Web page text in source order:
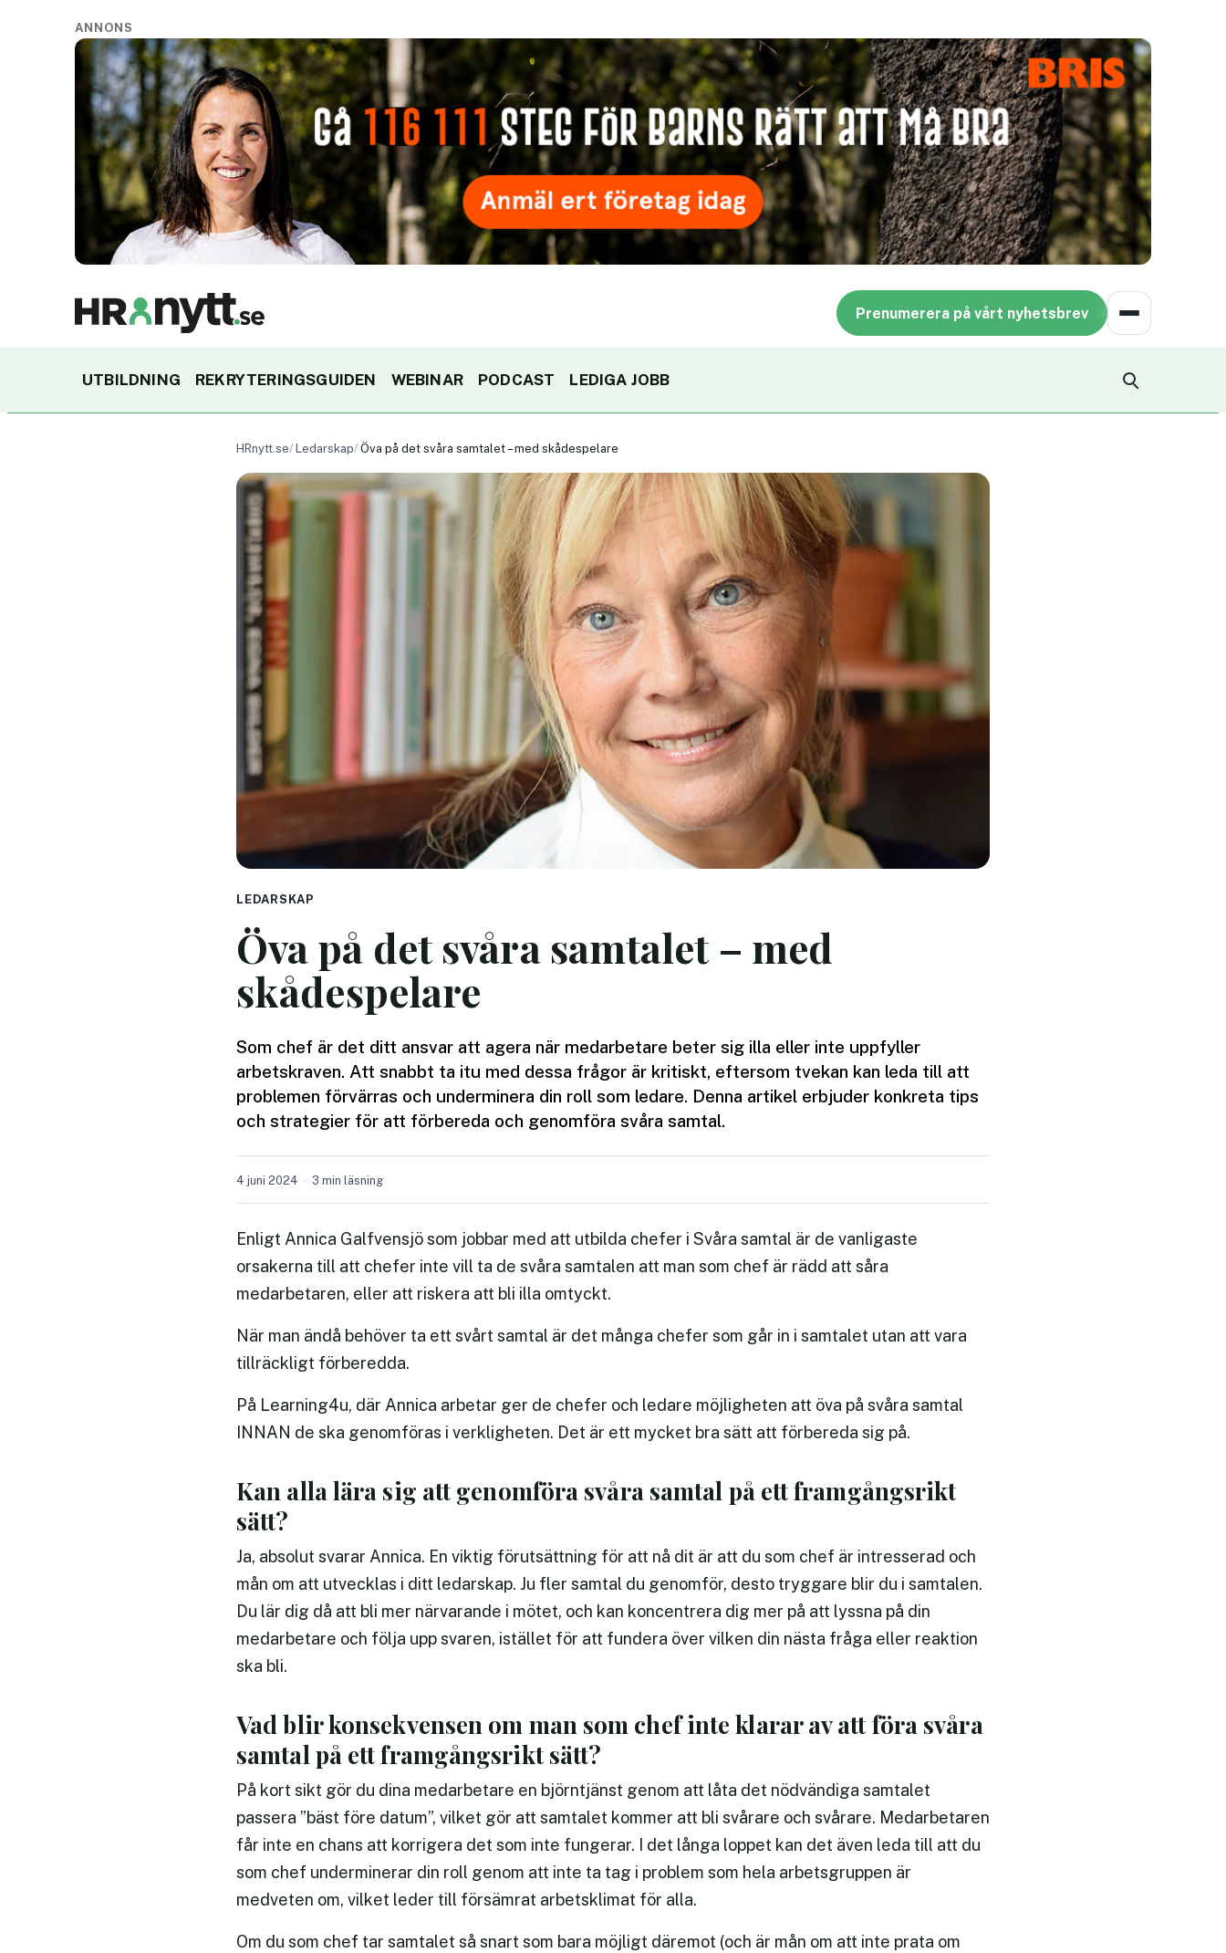
ANNONS
Prenumerera på vårt nyhetsbrev
UTBILDNING REKRYTERINGSGUIDEN WEBINAR PODCAST LEDIGA JOBB
HRnytt.se Ledarskap Öva på det svåra samtalet – med skådespelare
LEDARSKAP
Öva på det svåra samtalet – med
skådespelare
Som chef är det ditt ansvar att agera när medarbetare beter sig illa eller inte uppfyller
arbetskraven. Att snabbt ta itu med dessa frågor är kritiskt, eftersom tvekan kan leda till att
problemen förvärras och underminera din roll som ledare. Denna artikel erbjuder konkreta tips
och strategier för att förbereda och genomföra svåra samtal.
4 juni 2024 3 min läsning
Enligt Annica Galfvensjö som jobbar med att utbilda chefer i Svåra samtal är de vanligaste
orsakerna till att chefer inte vill ta de svåra samtalen att man som chef är rädd att såra
medarbetaren, eller att riskera att bli illa omtyckt.
När man ändå behöver ta ett svårt samtal är det många chefer som går in i samtalet utan att vara
tillräckligt förberedda.
På Learning4u, där Annica arbetar ger de chefer och ledare möjligheten att öva på svåra samtal
INNAN de ska genomföras i verkligheten. Det är ett mycket bra sätt att förbereda sig på.
Kan alla lära sig att genomföra svåra samtal på ett framgångsrikt
sätt?
Ja, absolut svarar Annica. En viktig förutsättning för att nå dit är att du som chef är intresserad och
mån om att utvecklas i ditt ledarskap. Ju fler samtal du genomför, desto tryggare blir du i samtalen.
Du lär dig då att bli mer närvarande i mötet, och kan koncentrera dig mer på att lyssna på din
medarbetare och följa upp svaren, istället för att fundera över vilken din nästa fråga eller reaktion
ska bli.
Vad blir konsekvensen om man som chef inte klarar av att föra svåra
samtal på ett framgångsrikt sätt?
På kort sikt gör du dina medarbetare en björntjänst genom att låta det nödvändiga samtalet
passera ”bäst före datum”, vilket gör att samtalet kommer att bli svårare och svårare. Medarbetaren
får inte en chans att korrigera det som inte fungerar. I det långa loppet kan det även leda till att du
som chef underminerar din roll genom att inte ta tag i problem som hela arbetsgruppen är
medveten om, vilket leder till försämrat arbetsklimat för alla.
Om du som chef tar samtalet så snart som bara möjligt däremot (och är mån om att inte prata om